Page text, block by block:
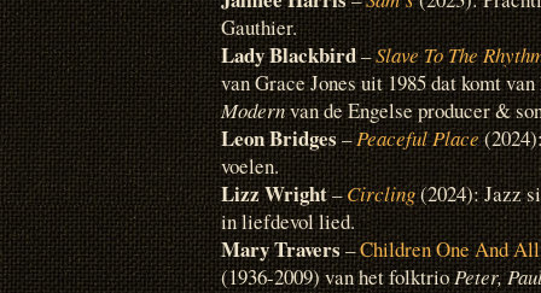
Gauthier.
Lady Blackbird–Slave To The
van Grace Jones uit 1985 dat komt
Modernvan de Engelse producer &
Leon Bridges–Peaceful Place
voelen.
Lizz Wright–Circling(2024): Jazz
in liefdevol lied.
Mary Travers–Children One And All
(1936-2009) van het folktrioPeter,